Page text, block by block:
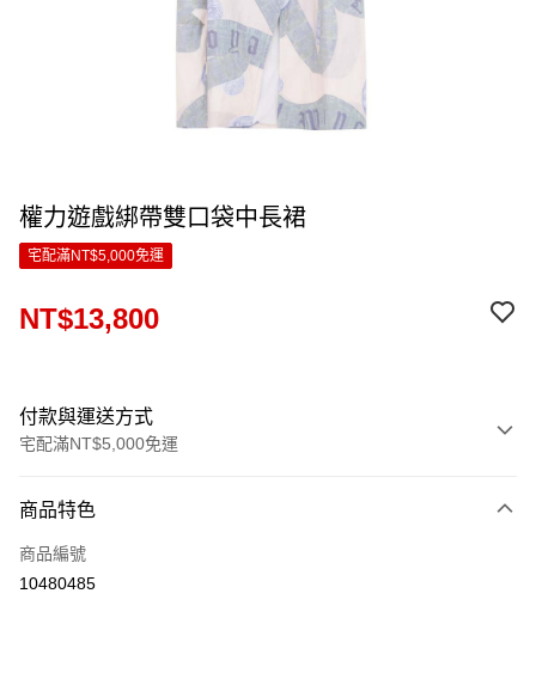
權力遊戲綁帶雙口袋中長裙
宅配滿NT$5,000免運
NT$13,800
付款與運送方式
宅配滿NT$5,000免運
信用卡一次付款
LINE Pay
商品特色
商品編號
10480485